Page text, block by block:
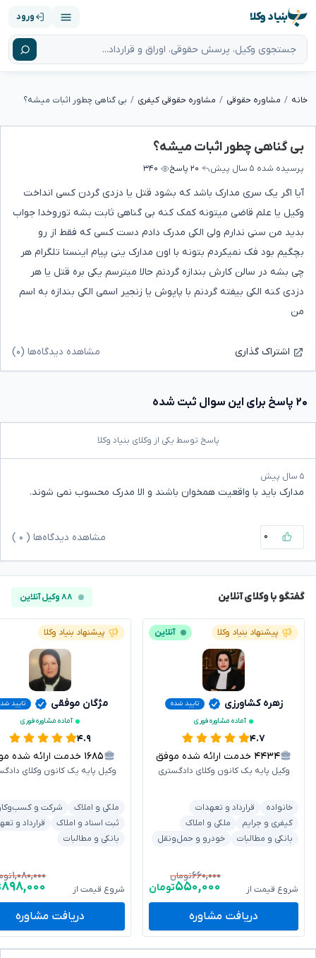
بنیاد وکلا ورود
خانه مشاوره حقوقی مشاوره حقوقی کیفری بی گناهی چطور اثبات میشه؟
بی گناهی چطور اثبات میشه؟
پرسیده شده ۵ سال پیش ۲۰ پاسخ ۳۴۰
آیا اگر یک سری مدارک باشد که بشود قتل یا دزدی گردن کسی انداخت
وکیل یا علم قاضی میتونه کمک کنه بی گناهی ثابت بشه توروخدا جواب
بدید من سنی ندارم ولی الکی مدرک دادم دست کسی که فقط از رو
بچگیم بود فک نمیکردم بتونه با اون مدارک ینی پیام اینستا تلگرام هر
چی بشه در سالن کارش بندازه گردنم حالا میترسم یکی بره قتل یا هر
دزدی کنه الکی بیفته گردنم با پاپوش یا زنجیر اسمی الکی بندازه به اسم
من
اشتراک گذاری مشاهده دیدگاه‌ها (۰)
۲۰ پاسخ برای این سوال ثبت شده
پاسخ توسط یکی از وکلای بنیاد وکلا
۵ سال پیش
مدارک باید با واقعیت همخوان باشند و الا مدرک محسوب نمی شوند.
۰ مشاهده دیدگاه‌ها ( ۰
گفتگو با وکلای آنلاین ۸۸ وکیل آنلاین
پیشنهاد بنیاد وکلا آنلاین
زهره کشاورزی
تایید شده
آماده مشاوره فوری
۴.۷
۴۴۳۴ خدمت ارائه شده موفق
وکیل پایه یک کانون وکلای دادگستری
خانواده
قرارداد و تعهدات
کیفری و جرایم
ملکی و املاک
بانکی و مطالبات
خودرو و حمل‌ونقل
شروع قیمت از
۶۶۰,۰۰۰تومان
۵۵۰,۰۰۰تومان
دریافت مشاوره
پیشنهاد بنیاد وکلا
مژگان موفقی
تایید
آماده مشاوره فوری
۴.۹
۱۶۸۵ خدمت ارائه شده موفق
وکیل پایه یک کانون وکلای
ملکی و املاک
شرکت و
ثبت اسناد و املاک
قرارداد و
بانکی و مطالبات
شروع قیمت از
۱,۰۸۰,۰۰۰
۸۹۸,۰۰۰
دریافت مشاوره